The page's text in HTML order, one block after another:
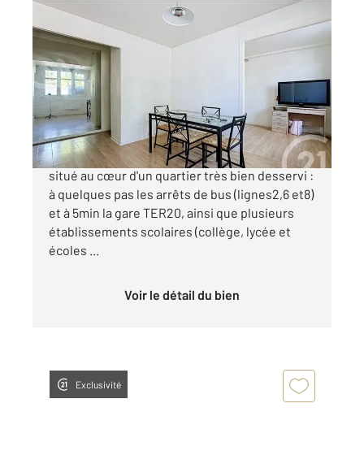
TROYES 10
53,20 m
, 3 pièces
Ref : 72105
Appartement T3 à vendre
83 000 €
Appartement de 53m² à Troyes, idéalement
situé au cœur d'un quartier très bien desservi :
à quelques pas les arrêts de bus (lignes2,6 et8)
et à 5min la gare TER20, ainsi que plusieurs
établissements scolaires (collège, lycée et
écoles ...
Voir le détail du bien
Exclusivité